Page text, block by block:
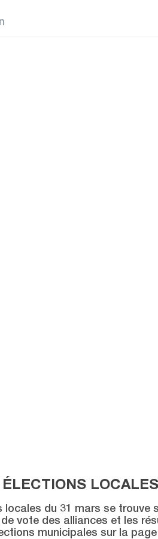
du 31 mars se trouve
vote des alliances et les
municipales sur la